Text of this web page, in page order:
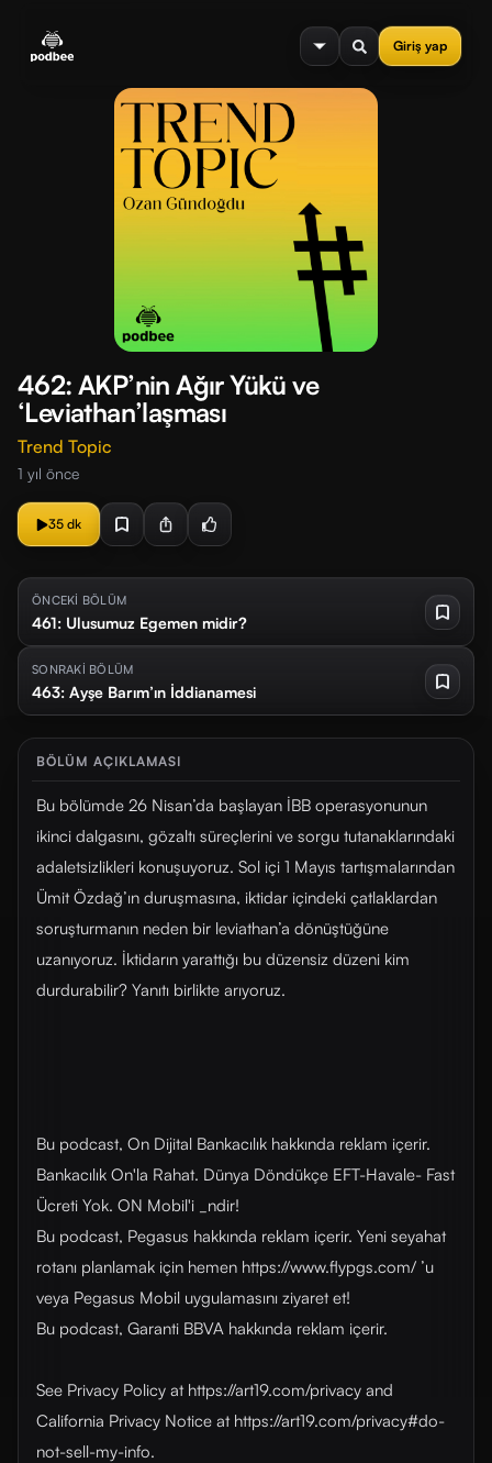
Giriş yap
menu
462: AKP’nin Ağır Yükü ve
‘Leviathan’laşması
Trend Topic
1 yıl önce
35 dk
ÖNCEKİ BÖLÜM
461: Ulusumuz Egemen midir?
SONRAKİ BÖLÜM
463: Ayşe Barım’ın İddianamesi
BÖLÜM AÇIKLAMASI
Bu bölümde 26 Nisan’da başlayan İBB operasyonunun
ikinci dalgasını, gözaltı süreçlerini ve sorgu tutanaklarındaki
adaletsizlikleri konuşuyoruz. Sol içi 1 Mayıs tartışmalarından
Ümit Özdağ’ın duruşmasına, iktidar içindeki çatlaklardan
soruşturmanın neden bir leviathan’a dönüştüğüne
uzanıyoruz. İktidarın yarattığı bu düzensiz düzeni kim
durdurabilir? Yanıtı birlikte arıyoruz.
Bu podcast, On Dijital Bankacılık hakkında reklam içerir.
Bankacılık On'la Rahat. Dünya Döndükçe EFT-Havale- Fast
Ücreti Yok. ON Mobil'i _ndir!
Bu podcast, Pegasus hakkında reklam içerir. Yeni seyahat
rotanı planlamak için hemen https://www.flypgs.com/ ’u
veya Pegasus Mobil uygulamasını ziyaret et!
Bu podcast, Garanti BBVA hakkında reklam içerir.
See Privacy Policy at https://art19.com/privacy and
California Privacy Notice at https://art19.com/privacy#do-
not-sell-my-info.